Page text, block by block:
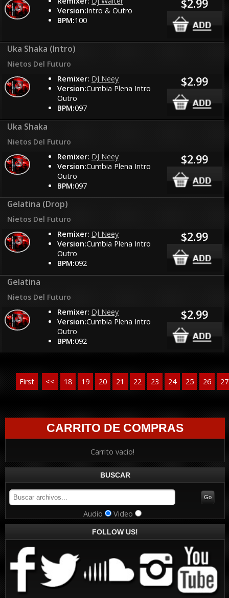
Version:Intro & Outro
BPM:100
$2.99
Uka Shaka (Intro)
Nietos Del Futuro
Remixer: DJ Neey
Version:Cumbia Plena Intro
Outro
BPM:097
$2.99
Uka Shaka
Nietos Del Futuro
Remixer: DJ Neey
Version:Cumbia Plena Intro
Outro
BPM:097
$2.99
Gelatina (Drop)
Nietos Del Futuro
Remixer: DJ Neey
Version:Cumbia Plena Intro
Outro
BPM:092
$2.99
Gelatina
Nietos Del Futuro
Remixer: DJ Neey
Version:Cumbia Plena Intro
Outro
BPM:092
$2.99
First << 18 19 20 21 22 23 24 25 26 27
CARRITO DE COMPRAS
Carrito vacio!
BUSCAR
Audio Video
FOLLOW US!